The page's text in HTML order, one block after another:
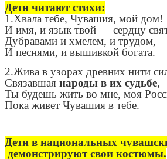
Дети читают стихи:
1.Хвала тебе, Чувашия, мой дом!
И имя, и язык твой — сердцу
Дубравами и хмелем, и трудом,
И песнями, и вышивкой богата.
2.Жива в узорах древних нити
Связавшая народы в их судьбе,
Ты будешь жить во мне, моя
Пока живет Чувашия в тебе.
Дети в национальных
демонстрируют свои костюмы.